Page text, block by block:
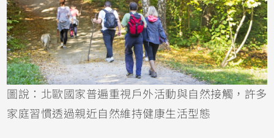
圖說：北歐國家普遍重視戶外活動與自然接觸，許多
家庭習慣透過親近自然維持健康生活型態